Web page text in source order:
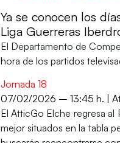
Ya se conocen los
Liga Guerreras
El Departamento de
hora de los partidos
Jornada 18
07/02/2026 – 13:45 h. |
El AtticGo Elche regresa al
mejor situados en la tabla